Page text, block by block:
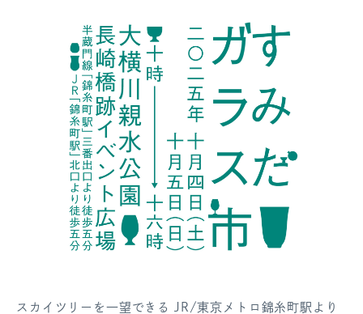
スカイツリーを一望できる JR/東京メトロ錦糸町駅より